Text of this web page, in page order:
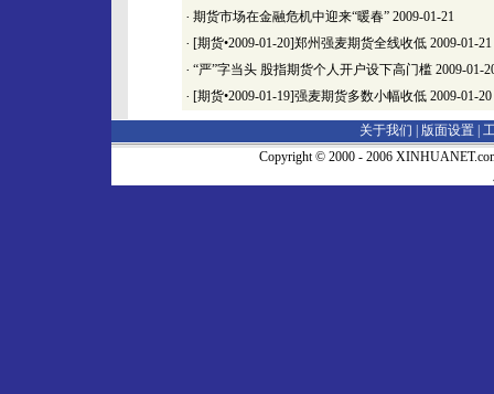
· 期货市场在金融危机中迎来“暖春” 2009-01-21
· [期货•2009-01-20]郑州强麦期货全线收低 2009-01-21
· “严”字当头 股指期货个人开户设下高门槛 2009-01-
· [期货•2009-01-19]强麦期货多数小幅收低 2009-01-20
关于我们 | 版面设置
Copyright © 2000 - 2006